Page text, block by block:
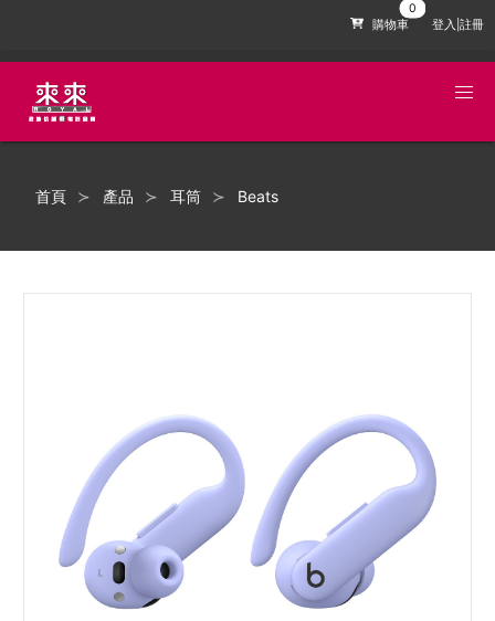
購物車 登入|註冊
首頁 產品 耳筒 Beats